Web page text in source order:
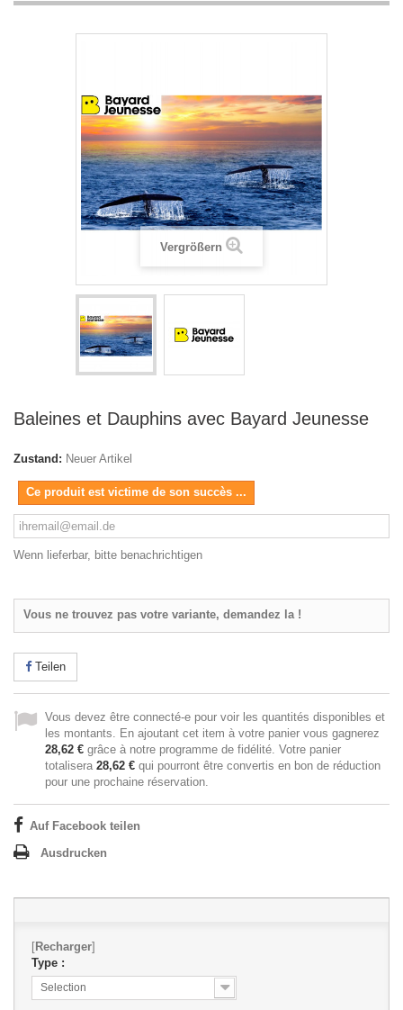
Vergrößern
Baleines et Dauphins avec Bayard Jeunesse
Zustand: Neuer Artikel
Ce produit est victime de son succès ...
Wenn lieferbar, bitte benachrichtigen
Vous ne trouvez pas votre variante, demandez la !
Teilen
Vous devez être connecté-e pour voir les quantités disponibles et
les montants. En ajoutant cet item à votre panier vous gagnerez
28,62 € grâce à notre programme de fidélité. Votre panier
totalisera 28,62 € qui pourront être convertis en bon de réduction
pour une prochaine réservation.
Auf Facebook teilen
Ausdrucken
[Recharger]
Type :
Selection